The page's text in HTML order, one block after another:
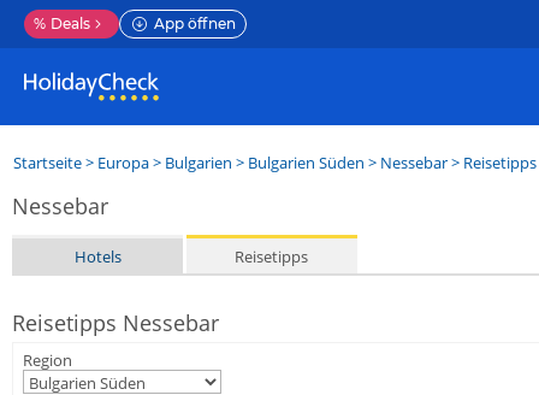
% Deals App öffnen
Startseite> Europa> Bulgarien > Bulgarien Süden > Nessebar> Reisetipps
Nessebar
Hotels Reisetipps
Reisetipps Nessebar
Region